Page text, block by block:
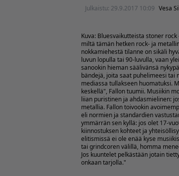
Julkaistu: 29.9.2017 10:09 Vesa
Kuva: Bluesvaikutteista stoner rock
miltä tämän hetken rock- ja
nokkamiehestä tilanne on sikäli
luvun lopulla tai 90-luvulla, vaan
sanookin hieman säälivänsä
bändejä, joita saat puhelimeesi tai
mediassa tullakseen huomatuksi.
keskellä", Fallon tuumii. Musiikin
liian puristinen ja ahdasmielinen:
metallia. Fallon toivookin
eli normien ja standardien
ymmärrän sen kyllä: jos olet 17-
kiinnostuksen kohteet ja
elitismissä ei ole enää kyse
tai grindcoren välillä, homma
Jos kuuntelet pelkästään jotain
onkaan tarjolla."